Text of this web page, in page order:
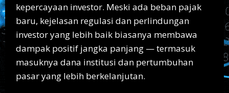
kepercayaan investor. Meski ada beban pajak
baru, kejelasan regulasi dan perlindungan
investor yang lebih baik biasanya membawa
dampak positif jangka panjang — termasuk
masuknya dana institusi dan pertumbuhan
pasar yang lebih berkelanjutan.